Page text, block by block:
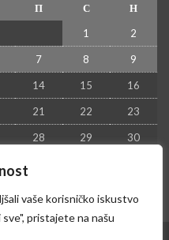
vaše korisničko iskustvo
pristajete na našu
П С
Н
1
2
7 8 9
14 15 16
21 22 23
28 29 30